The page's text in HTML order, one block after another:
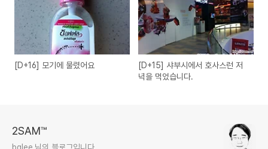
[D+16] 모기에 물렸어요
[D+15] 샤부시에서 호사스런 저
녁을 먹었습니다.
2SAM™